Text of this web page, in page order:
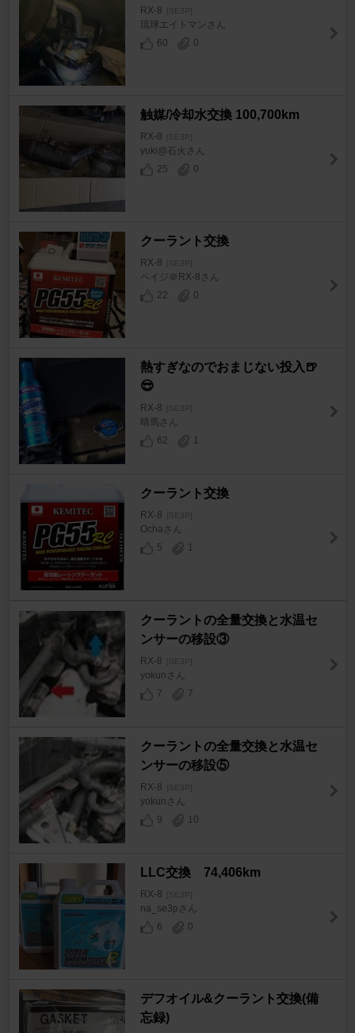
RX-8 [SE3P]
琉球エイトマンさん
60
0
触媒/冷却水交換 100,700km
RX-8 [SE3P]
yuki@石火さん
25
0
クーラント交換
RX-8 [SE3P]
ペイジ＠RX-8さん
22
0
熱すぎなのでおまじない投入🍺
😎
RX-8 [SE3P]
晴馬さん
62
1
クーラント交換
RX-8 [SE3P]
Ochaさん
5
1
クーラントの全量交換と水温セ
ンサーの移設③
RX-8 [SE3P]
yokunさん
7
7
クーラントの全量交換と水温セ
ンサーの移設⑤
RX-8 [SE3P]
yokunさん
9
10
LLC交換 74,406km
RX-8 [SE3P]
na_se3pさん
6
0
デフオイル&クーラント交換(備
忘録)